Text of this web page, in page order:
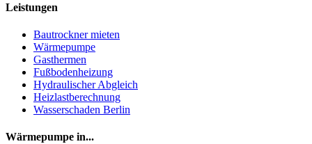
Leistungen
Bautrockner mieten
Wärmepumpe
Gasthermen
Fußbodenheizung
Hydraulischer Abgleich
Heizlastberechnung
Wasserschaden Berlin
Wärmepumpe in...